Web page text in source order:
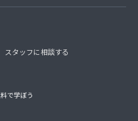
スタッフに相談する
で学ぼう